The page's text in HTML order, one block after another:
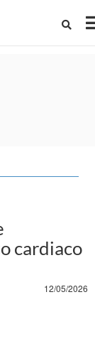
cardiaco
12/05/2026